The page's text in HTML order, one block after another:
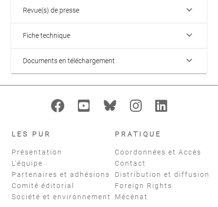
Revue(s) de presse keyboard_arrow_down
Fiche technique keyboard_arrow_down
Documents en téléchargement keyboard_arrow_down
LES PUR
Présentation
L'équipe
Partenaires et adhésions
Comité éditorial
Société et environnement
PRATIQUE
Coordonnées et Accès
Contact
Distribution et diffusion
Foreign Rights
Mécénat